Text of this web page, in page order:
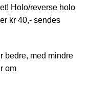
Holo/reverse holo
kr 40,- sendes
bedre, med mindre
om